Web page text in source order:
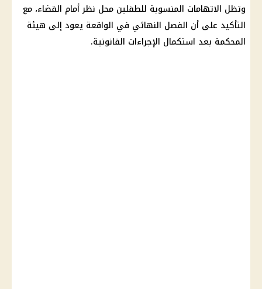
وتظل الاتهامات المنسوبة للطفلين محل نظر أمام القضاء، مع
التأكيد على أن الفصل النهائي في الواقعة يعود إلى هيئة
المحكمة بعد استكمال الإجراءات القانونية.